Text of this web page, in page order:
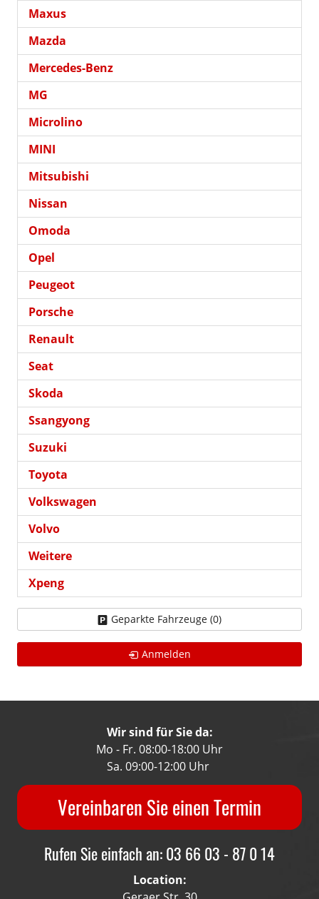
Maxus
Mazda
Mercedes-Benz
MG
Microlino
MINI
Mitsubishi
Nissan
Omoda
Opel
Peugeot
Porsche
Renault
Seat
Skoda
Ssangyong
Suzuki
Toyota
Volkswagen
Volvo
Weitere
Xpeng
Geparkte Fahrzeuge (0)
Anmelden
Wir sind für Sie da:
Mo - Fr. 08:00-18:00 Uhr
Sa. 09:00-12:00 Uhr
Vereinbaren Sie einen Termin
Rufen Sie einfach an: 03 66 03 - 87 0 14
Location: